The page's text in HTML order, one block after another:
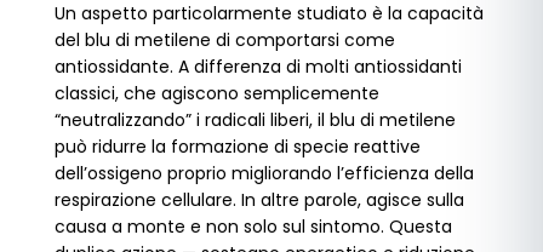
Un aspetto particolarmente studiato è la capacità
del blu di metilene di comportarsi come
antiossidante. A differenza di molti antiossidanti
classici, che agiscono semplicemente
“neutralizzando” i radicali liberi, il blu di metilene
può ridurre la formazione di specie reattive
dell’ossigeno proprio migliorando l’efficienza della
respirazione cellulare. In altre parole, agisce sulla
causa a monte e non solo sul sintomo. Questa